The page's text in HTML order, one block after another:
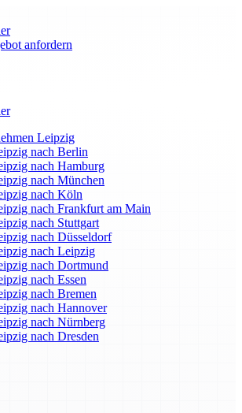
anfordern
Leipzig
nach Berlin
nach Hamburg
nach München
nach Köln
nach Frankfurt am Main
nach Stuttgart
nach Düsseldorf
nach Leipzig
nach Dortmund
nach Essen
nach Bremen
nach Hannover
nach Nürnberg
nach Dresden